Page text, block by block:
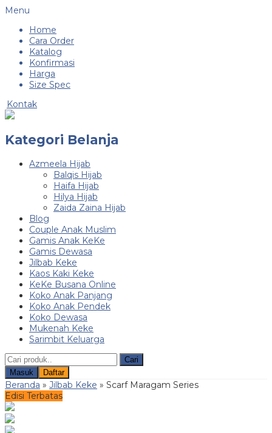
Menu
Home
Cara Order
Katalog
Konfirmasi
Harga
Size Spec
Kontak
Kategori Belanja
Azmeela Hijab
Balqis Hijab
Haifa Hijab
Hilya Hijab
Zaida Zaina Hijab
Blog
Couple Anak Muslim
Gamis Anak KeKe
Gamis Dewasa
Jilbab Keke
Kaos Kaki Keke
KeKe Busana Online
Koko Anak Panjang
Koko Anak Pendek
Koko Dewasa
Mukenah Keke
Sarimbit Keluarga
Cari
Masuk
Daftar
Beranda » Jilbab Keke » Scarf Maragam Series
Edisi Terbatas